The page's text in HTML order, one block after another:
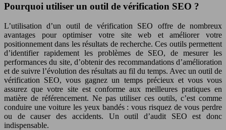
Pourquoi utiliser un outil de vérification SEO ?
L’utilisation d’un outil de vérification SEO offre de nombreux
avantages pour optimiser votre site web et améliorer votre
positionnement dans les résultats de recherche. Ces outils permettent
d’identifier rapidement les problèmes de SEO, de mesurer les
performances du site, d’obtenir des recommandations d’amélioration
et de suivre l’évolution des résultats au fil du temps. Avec un outil de
vérification SEO, vous gagnez un temps précieux et vous vous
assurez que votre site est conforme aux meilleures pratiques en
matière de référencement. Ne pas utiliser ces outils, c’est comme
conduire une voiture les yeux bandés : vous risquez de vous perdre
ou de causer des accidents. Un outil d’audit SEO est donc
indispensable.